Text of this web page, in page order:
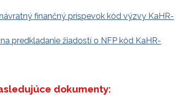
finančný príspevok kód výzvy KaHR-
predkladanie žiadostí o NFP kód KaHR-
dokumenty: